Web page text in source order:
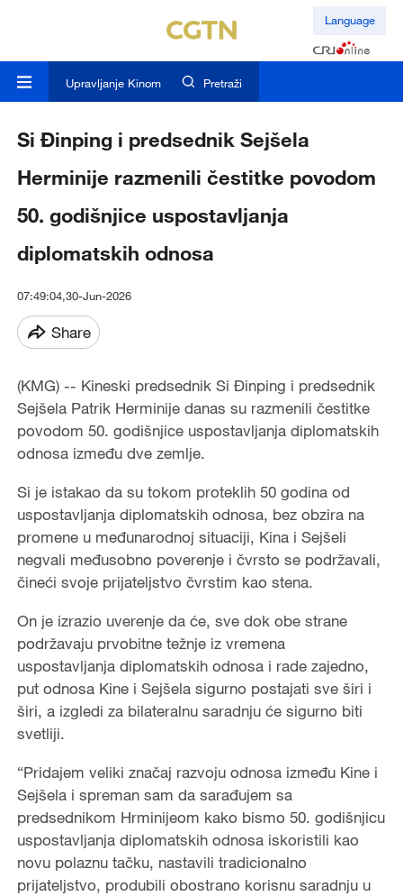
Language
Upravljanje Kinom Pretraži
Si Đinping i predsednik Sejšela
Herminije razmenili čestitke povodom
50. godišnjice uspostavljanja
diplomatskih odnosa
07:49:04,30-Jun-2026
Share
(KMG) -- Kineski predsednik Si Đinping i predsednik
Sejšela Patrik Herminije danas su razmenili čestitke
povodom 50. godišnjice uspostavljanja diplomatskih
odnosa između dve zemlje.
Si je istakao da su tokom proteklih 50 godina od
uspostavljanja diplomatskih odnosa, bez obzira na
promene u međunarodnoj situaciji, Kina i Sejšeli
negvali međusobno poverenje i čvrsto se podržavali,
čineći svoje prijateljstvo čvrstim kao stena.
On je izrazio uverenje da će, sve dok obe strane
podržavaju prvobitne težnje iz vremena
uspostavljanja diplomatskih odnosa i rade zajedno,
put odnosa Kine i Sejšela sigurno postajati sve širi i
širi, a izgledi za bilateralnu saradnju će sigurno biti
svetliji.
“Pridajem veliki značaj razvoju odnosa između Kine i
Sejšela i spreman sam da sarađujem sa
predsednikom Hrminijeom kako bismo 50. godišnjicu
uspostavljanja diplomatskih odnosa iskoristili kao
novu polaznu tačku, nastavili tradicionalno
prijateljstvo, produbili obostrano korisnu saradnju u